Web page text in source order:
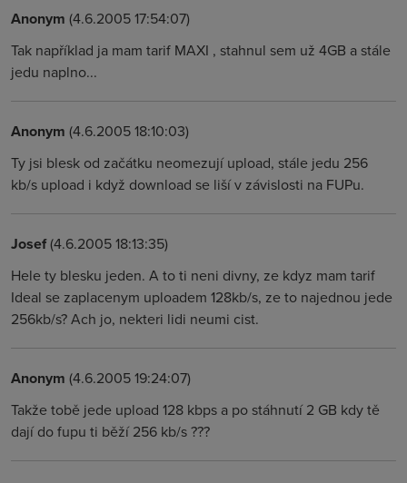
Anonym (4.6.2005 17:54:07)
Tak například ja mam tarif MAXI , stahnul sem už 4GB a stále
jedu naplno...
Anonym (4.6.2005 18:10:03)
Ty jsi blesk od začátku neomezují upload, stále jedu 256
kb/s upload i když download se liší v závislosti na FUPu.
Josef(4.6.2005 18:13:35)
Hele ty blesku jeden. A to ti neni divny, ze kdyz mam tarif
Ideal se zaplacenym uploadem 128kb/s, ze to najednou jede
256kb/s? Ach jo, nekteri lidi neumi cist.
Anonym (4.6.2005 19:24:07)
Takže tobě jede upload 128 kbps a po stáhnutí 2 GB kdy tě
dají do fupu ti běží 256 kb/s ???